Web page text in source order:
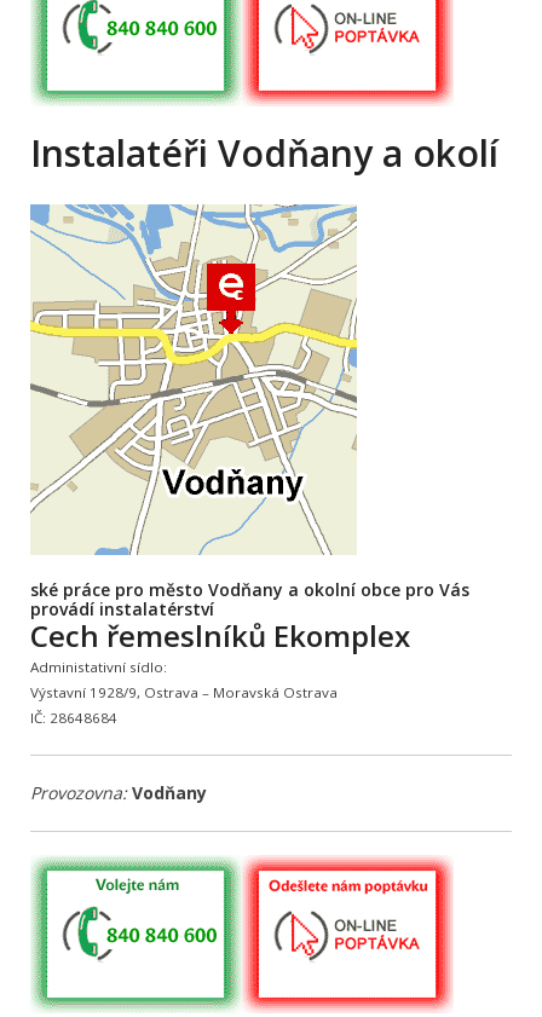
Instalatéři Vodňany a okolí
ské práce pro město Vodňany a okolní obce pro Vás
provádí instalatérství
Cech řemeslníků Ekomplex
Administativní sídlo:
Výstavní 1928/9, Ostrava – Moravská Ostrava
IČ: 28648684
Provozovna: Vodňany